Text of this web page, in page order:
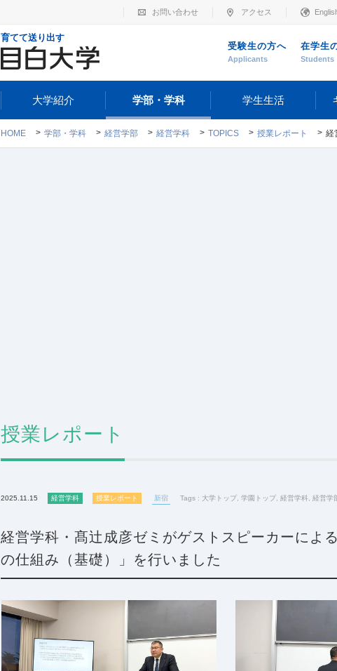
育てて送り出す
お問い合わせ アクセス
受験生の方へ
Applicants
在学生
Students
大学紹介 学部・学科 学生生活
HOME 学部・学科 経営学部 経営学科 TOPICS 授業レポート 経営
授業レポート
2025.11.15 経営学科 授業レポート 新宿 Tags : 大学トップ 学園トップ 経営学科 経営学
経営学科・髙辻成彦ゼミがゲストスピーカーによ
の仕組み（基礎）」を行いました